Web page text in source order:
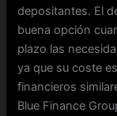
depositantes. El
buena opción
plazo las
ya que su coste
financieros
Blue Finance